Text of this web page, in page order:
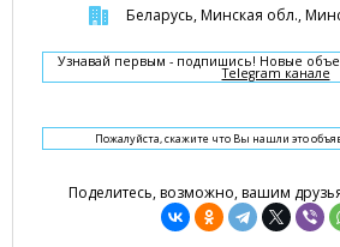
Беларусь, Минская обл.,
Узнавай первым - подпишись! Новые
Telegram канале
Пожалуйста, скажите что Вы нашли это
Поделитесь, возможно, вашим